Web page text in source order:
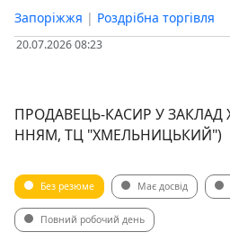
Запоріжжя | Роздрібна торгівля
20.07.2026 08:23
ПРОДАВЕЦЬ-КАСИР У ЗАКЛАД
ННЯМ, ТЦ "ХМЕЛЬНИЦЬКИЙ")
Без резюме Має досвід
Повний робочий день